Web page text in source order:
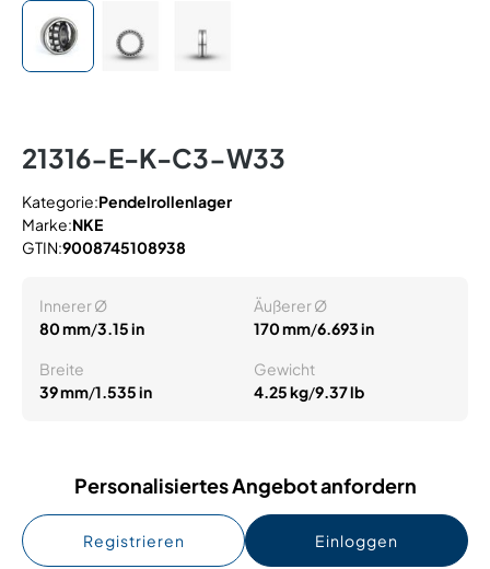
21316-E-K-C3-W33
Kategorie:Pendelrollenlager
Marke:NKE
GTIN:9008745108938
Innerer Ø
80 mm/3.15 in
Äußerer Ø
170 mm/6.693 in
Breite
39 mm/1.535 in
Gewicht
4.25 kg/9.37 lb
Personalisiertes Angebot anfordern
Registrieren Einloggen